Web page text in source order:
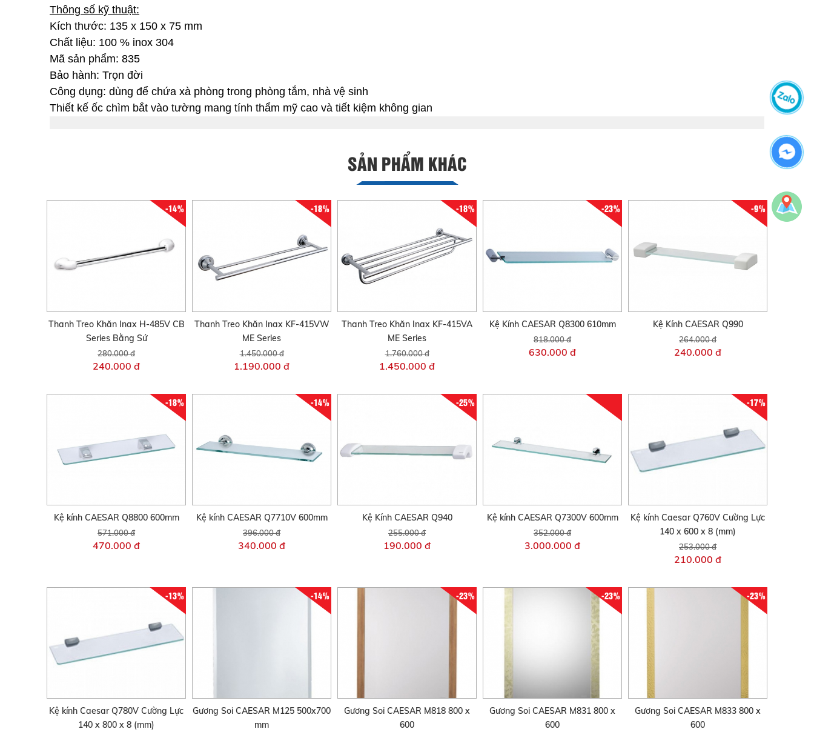
Thông số kỹ thuật:
Kích thước: 135 x 150 x 75 mm
Chất liệu: 100 % inox 304
Mã sản phẩm: 835
Bảo hành: Trọn đời
Công dụng: dùng để chứa xà phòng trong phòng tắm, nhà vệ sinh
Thiết kế ốc chìm bắt vào tường mang tính thẩm mỹ cao và tiết kiệm không gian
SẢN PHẨM KHÁC
-14%
Thanh Treo Khăn Inax H-485V CB
Series Bằng Sứ
280.000 đ
240.000 đ
-18%
Thanh Treo Khăn Inax KF-415VW
ME Series
1.450.000 đ
1.190.000 đ
-18%
Thanh Treo Khăn Inax KF-415VA
ME Series
1.760.000 đ
1.450.000 đ
-23%
Kệ Kính CAESAR Q8300 610mm
818.000 đ
630.000 đ
-9%
Kệ Kính CAESAR Q990
264.000 đ
240.000 đ
-18%
Kệ kính CAESAR Q8800 600mm
571.000 đ
470.000 đ
-14%
Kệ kính CAESAR Q7710V 600mm
396.000 đ
340.000 đ
-25%
Kệ Kính CAESAR Q940
255.000 đ
190.000 đ
Kệ kính CAESAR Q7300V 600mm
352.000 đ
3.000.000 đ
-17%
Kệ kính Caesar Q760V Cường Lực
140 x 600 x 8 (mm)
253.000 đ
210.000 đ
-13%
Kệ kính Caesar Q780V Cường Lực
140 x 800 x 8 (mm)
-14%
Gương Soi CAESAR M125 500x700
mm
-23%
Gương Soi CAESAR M818 800 x
600
-23%
Gương Soi CAESAR M831 800 x
600
-23%
Gương Soi CAESAR M833 800 x
600